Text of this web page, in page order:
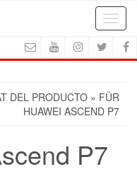
DEL PRODUCTO » FÜR
HUAWEI ASCEND P7
P7